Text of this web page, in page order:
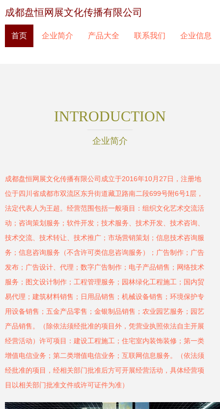
成都盘恒网展文化传播有限公司
首页 企业简介 产品大全 联系我们 企业信息
INTRODUCTION
企业简介
成都盘恒网展文化传播有限公司成立于2016年10月27日，注册地
位于四川省成都市双流区东升街道藏卫路南二段699号附6号1层，
法定代表人为王超。经营范围包括一般项目：组织文化艺术交流活
动；咨询策划服务；软件开发；技术服务、技术开发、技术咨询、
技术交流、技术转让、技术推广；市场营销策划；信息技术咨询服
务；信息咨询服务（不含许可类信息咨询服务）；广告制作；广告
发布；广告设计、代理；数字广告制作；电子产品销售；网络技术
服务；图文设计制作；工程管理服务；园林绿化工程施工；国内贸
易代理；建筑材料销售；日用品销售；机械设备销售；环境保护专
用设备销售；五金产品零售；金银制品销售；农业园艺服务；园艺
产品销售。（除依法须经批准的项目外，凭营业执照依法自主开展
经营活动）许可项目：建设工程施工；住宅室内装饰装修；第一类
增值电信业务；第二类增值电信业务；互联网信息服务。（依法须
经批准的项目，经相关部门批准后方可开展经营活动，具体经营项
目以相关部门批准文件或许可证件为准）